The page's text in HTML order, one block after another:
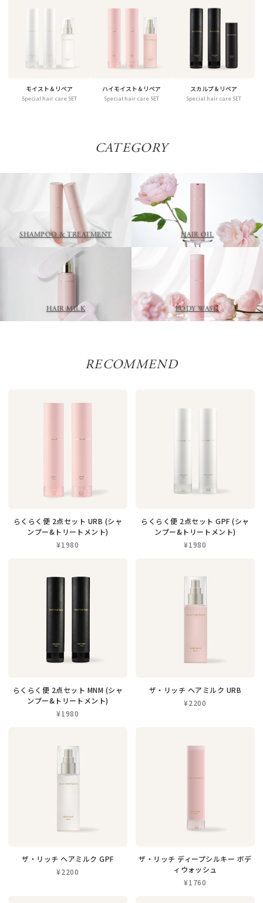
モイスト＆リペア
Special hair care SET
ハイモイスト＆リペア
Special hair care SET
スカルプ＆リペア
Special hair care SET
CATEGORY
SHAMPOO & TREATMENT HAIR OIL
HAIR MILK BODY WASH
RECOMMEND
らくらく便 2点セット URB (シャ
ンプー&トリートメント)
¥1980
らくらく便 2点セット GPF (シャ
ンプー&トリートメント)
¥1980
らくらく便 2点セット MNM (シャ
ンプー&トリートメント)
¥1980
ザ・リッチ ヘアミルク URB
¥2200
ザ・リッチ ヘアミルク GPF
¥2200
ザ・リッチ ディープシルキー ボデ
ィウォッシュ
¥1760